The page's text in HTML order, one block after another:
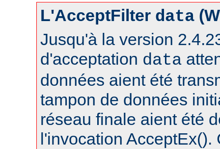
L'AcceptFilter data
Jusqu'à la version
d'acceptation data
données aient été
tampon de données
réseau finale aient été
l'invocation AcceptEx().